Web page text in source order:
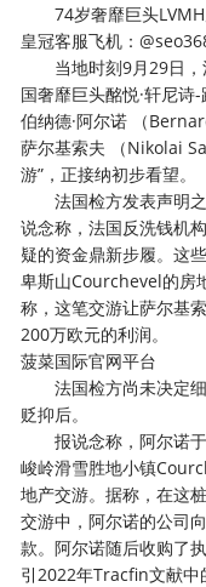
74岁奢靡巨头LVMH
皇冠客服飞机：
当地时刻9月29日，
国奢靡巨头酩悦·轩尼诗
伯纳德·阿尔诺 （
萨尔基索夫 （Nikolai
游”，正接纳初步看望。
法国检方发表声明之
说念称，法国反洗钱机
疑的资金鼎新步履。这
卑斯山Courchevel的房
称，这笔交游让萨尔基
200万欧元的利润。
菠菜国际官网平台
法国检方尚未决定细
贬抑后。
报说念称，阿尔诺于
峻岭滑雪胜地小镇
地产交游。据称，在这
交游中，阿尔诺的公司
款。阿尔诺随后收购了
引2022年Tracfin文献中